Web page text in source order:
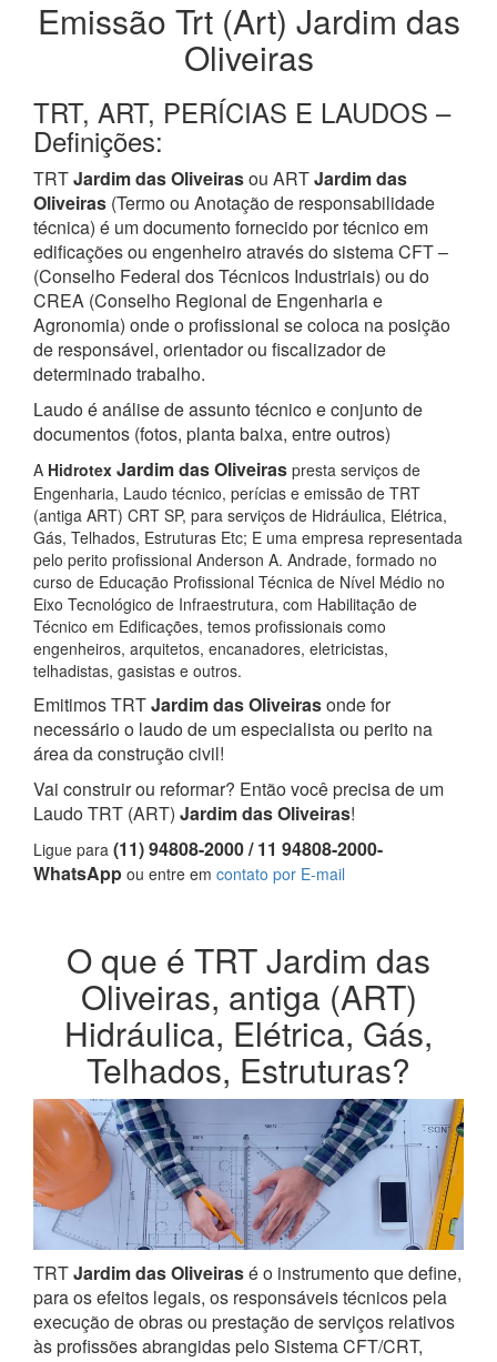
Emissão Trt (Art) Jardim das
Oliveiras
TRT, ART, PERÍCIAS E LAUDOS –
Definições:
TRTJardim das Oliveirasou ARTJardim das
Oliveiras (Termo ou Anotação de responsabilidade
técnica) é um documento fornecido por técnico em
edificações ou engenheiro através do sistema CFT –
(Conselho Federal dos Técnicos Industriais) ou do
CREA (Conselho Regional de Engenharia e
Agronomia) onde o profissional se coloca na posição
de responsável, orientador ou fiscalizador de
determinado trabalho.
Laudo é análise de assunto técnico e conjunto de
documentos (fotos, planta baixa, entre outros)
A Hidrotex Jardim das Oliveiras presta serviços de
Engenharia, Laudo técnico, perícias e emissão de TRT
(antiga ART) CRT SP, para serviços de Hidráulica, Elétrica,
Gás, Telhados, Estruturas Etc; E uma empresa representada
pelo perito profissional Anderson A. Andrade, formado no
curso de Educação Profissional Técnica de Nível Médio no
Eixo Tecnológico de Infraestrutura, com Habilitação de
Técnico em Edificações, temos profissionais como
engenheiros, arquitetos, encanadores, eletricistas,
telhadistas, gasistas e outros.
Emitimos TRTJardim das Oliveirasonde for
necessário o laudo de um especialista ou perito na
área da construção civil!
Vai construir ou reformar? Então você precisa de um
Laudo TRT (ART) Jardim das Oliveiras!
Ligue para (11) 94808-2000 / 11 94808-2000-
WhatsApp ou entre em contato por E-mail
O que é TRT Jardim das
Oliveiras, antiga (ART)
Hidráulica, Elétrica, Gás,
Telhados, Estruturas?
TRTJardim das Oliveirasé o instrumento que define,
para os efeitos legais, os responsáveis técnicos pela
execução de obras ou prestação de serviços relativos
às profissões abrangidas pelo Sistema CFT/CRT,